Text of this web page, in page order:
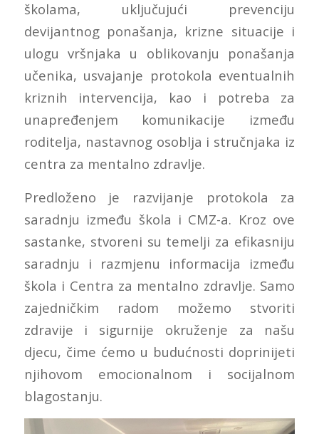
školama, uključujući prevenciju
devijantnog ponašanja, krizne situacije i
ulogu vršnjaka u oblikovanju ponašanja
učenika, usvajanje protokola eventualnih
kriznih intervencija, kao i potreba za
unapređenjem komunikacije između
roditelja, nastavnog osoblja i stručnjaka iz
centra za mentalno zdravlje.
Predloženo je razvijanje protokola za
saradnju između škola i CMZ-a. Kroz ove
sastanke, stvoreni su temelji za efikasniju
saradnju i razmjenu informacija između
škola i Centra za mentalno zdravlje. Samo
zajedničkim radom možemo stvoriti
zdravije i sigurnije okruženje za našu
djecu, čime ćemo u budućnosti doprinijeti
njihovom emocionalnom i socijalnom
blagostanju.